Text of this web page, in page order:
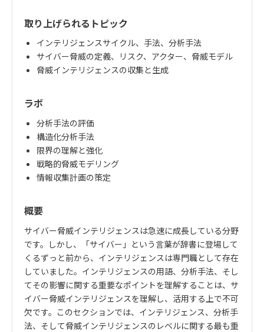
取り上げられるトピック
インテリジェンスサイクル、手法、分析手法
サイバー脅威の定義、リスク、アクター、脅威モデル
脅威インテリジェンスの収集と生成
ラボ
分析手法の評価
構造化分析手法
限界の理解と強化
戦略的脅威モデリング
情報収集計画の策定
概要
サイバー脅威インテリジェンスは急速に成長している分野
です。しかし、「サイバー」という言葉が辞書に登場して
くるずっと前から、インテリジェンスは専門職として存在
していました。インテリジェンスの用語、分析手法、そし
てその影響に関する重要なポイントを理解することは、サ
イバー脅威インテリジェンスを理解し、活用する上で不可
欠です。このセクションでは、インテリジェンス、分析手
法、そして脅威インテリジェンスのレベルに関する最も重